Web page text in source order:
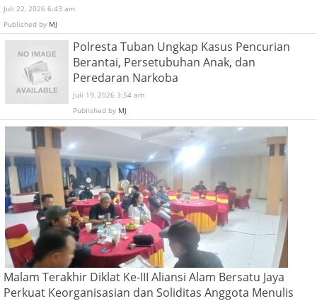
Juli 22, 2026 6:43 am
Published by MJ
Polresta Tuban Ungkap Kasus Pencurian
Berantai, Persetubuhan Anak, dan
Peredaran Narkoba
Juli 19, 2026 3:54 am
Published by MJ
Malam Terakhir Diklat Ke-III Aliansi Alam Bersatu Jaya
Perkuat Keorganisasian dan Soliditas Anggota Menulis